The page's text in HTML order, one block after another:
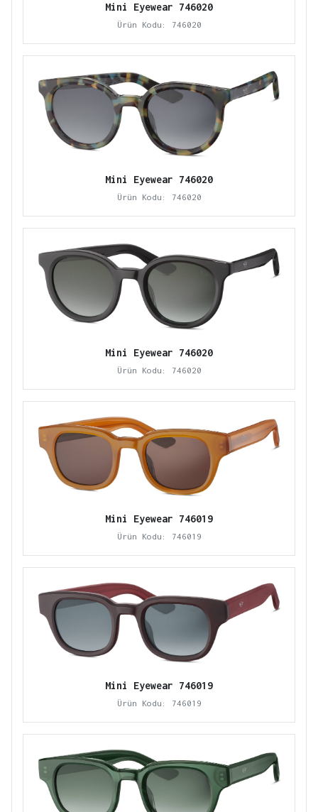
Mini Eyewear 746020
Ürün Kodu: 746020
Mini Eyewear 746020
Ürün Kodu: 746020
Mini Eyewear 746020
Ürün Kodu: 746020
Mini Eyewear 746019
Ürün Kodu: 746019
Mini Eyewear 746019
Ürün Kodu: 746019